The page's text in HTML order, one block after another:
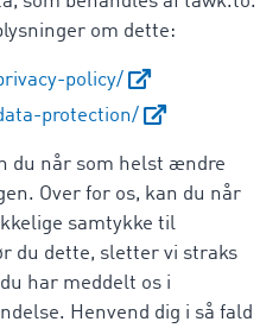
om dette:
policy/
protection/
du når som helst ændre
Over for os, kan du når
samtykke til
du dette, sletter vi straks
har meddelt os i
Henvend dig i så fald